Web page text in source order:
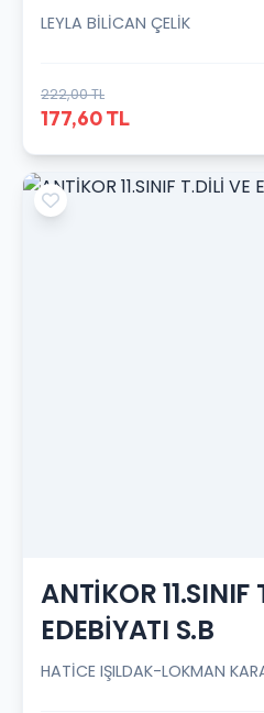
LEYLA BİLİCAN ÇELİK
222,00 TL
177,60 TL
ANTİKOR 11.SINIF
EDEBİYATI S.B
HATİCE IŞILDAK-LOKMAN